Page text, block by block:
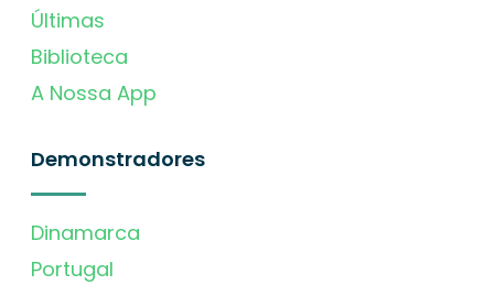
Últimas
Biblioteca
A Nossa App
Demonstradores
Dinamarca
Portugal